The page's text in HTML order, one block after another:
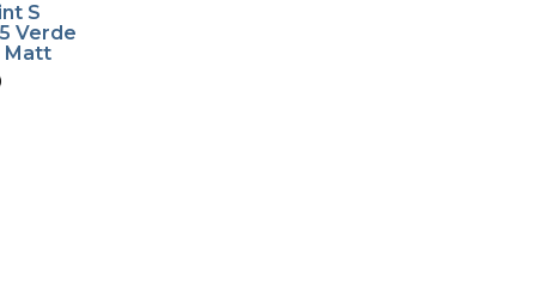
S
Verde
Matt